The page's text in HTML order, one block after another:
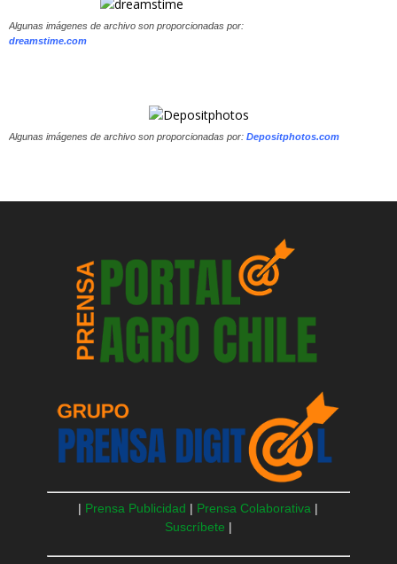
Algunas imágenes de archivo son proporcionadas por:
dreamstime.com
Algunas imágenes de archivo son proporcionadas por: Depositphotos.com
| Prensa Publicidad | Prensa Colaborativa |
Suscríbete |